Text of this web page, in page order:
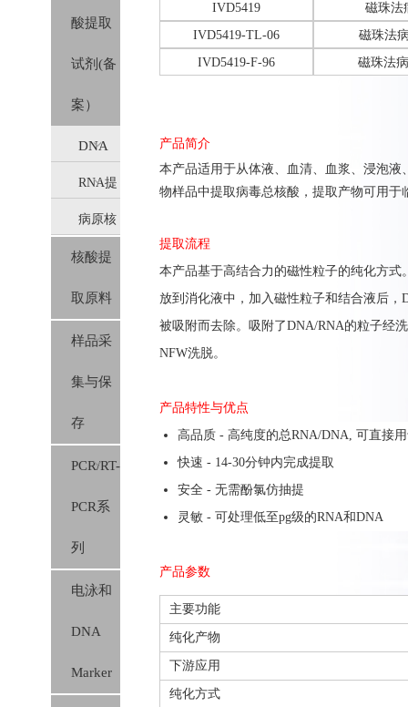
酸提取
试剂(备
案）
DNA
提取
(IVD)
RNA提
取
(IVD)
病原核
酸提取
(IVD)
核酸提
取原料
样品采
集与保
存
PCR/RT-
PCR系
列
电泳和
DNA
Marker
IVD5419
磁珠法
IVD5419-TL-06
磁珠法
IVD5419-F-96
磁珠法
产品简介
本产品适用于从体液、血清、血浆、浸泡
物样品中提取病毒总核酸，提取产物可用于
提取流程
本产品基于高结合力的磁性粒子的纯化方
放到消化液中，加入磁性粒子和结合液后
被吸附而去除。吸附了DNA/RNA的粒子经
NFW洗脱。
产品特性与优点
高品质 - 高纯度的总RNA/DNA, 可直接
快速 - 14-30分钟内完成提取
安全 - 无需酚氯仿抽提
灵敏 - 可处理低至pg级的RNA和DNA
产品参数
主要功能
纯化产物
下游应用
纯化方式